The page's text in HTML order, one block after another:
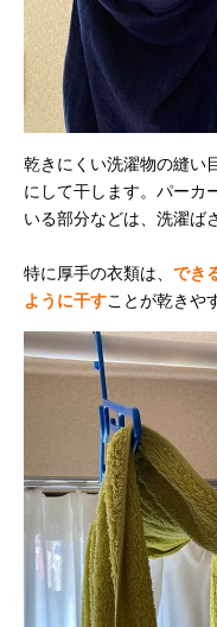
乾きにくい洗濯物の縫い
にして干します。パーカ
いる部分などは、洗濯ば
特に厚手の衣類は、 でき
ように干すことが乾きや